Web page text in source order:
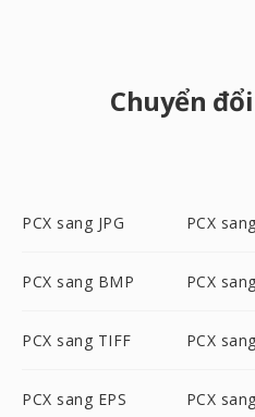
Chuyển
PCX sang JPG PCX
PCX sang BMP PCX
PCX sang TIFF PCX
PCX sang EPS PCX